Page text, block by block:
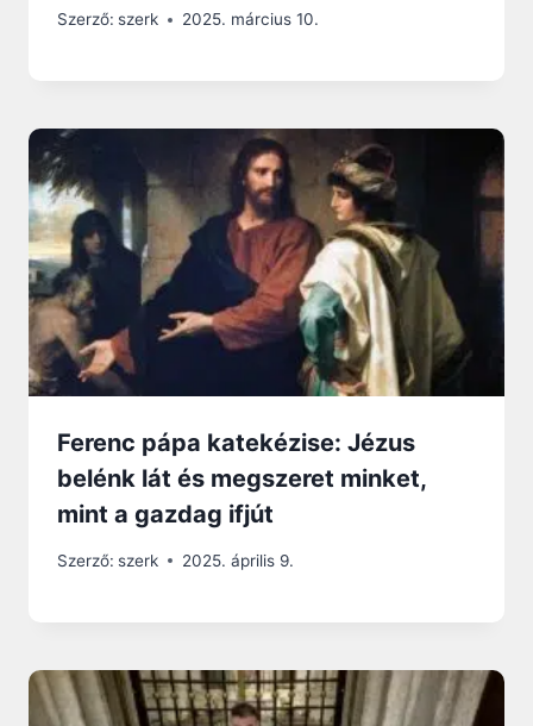
Szerző: szerk 2025. március 10.
Ferenc pápa katekézise: Jézus
belénk lát és megszeret minket,
mint a gazdag ifjút
Szerző: szerk 2025. április 9.